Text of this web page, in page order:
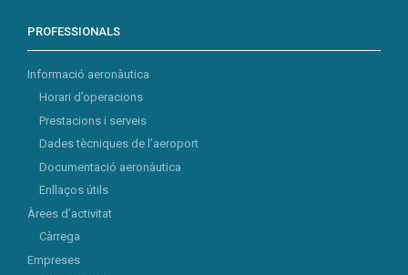
PROFESSIONALS
Informació aeronàutica
Horari d’operacions
Prestacions i serveis
Dades tècniques de l’aeroport
Documentació aeronàutica
Enllaços útils
Àrees d’activitat
Càrrega
Empreses